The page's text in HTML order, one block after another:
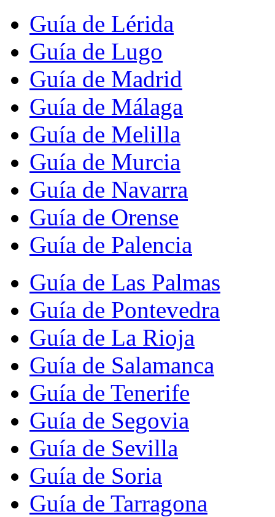
Guía de Lérida
Guía de Lugo
Guía de Madrid
Guía de Málaga
Guía de Melilla
Guía de Murcia
Guía de Navarra
Guía de Orense
Guía de Palencia
Guía de Las Palmas
Guía de Pontevedra
Guía de La Rioja
Guía de Salamanca
Guía de Tenerife
Guía de Segovia
Guía de Sevilla
Guía de Soria
Guía de Tarragona